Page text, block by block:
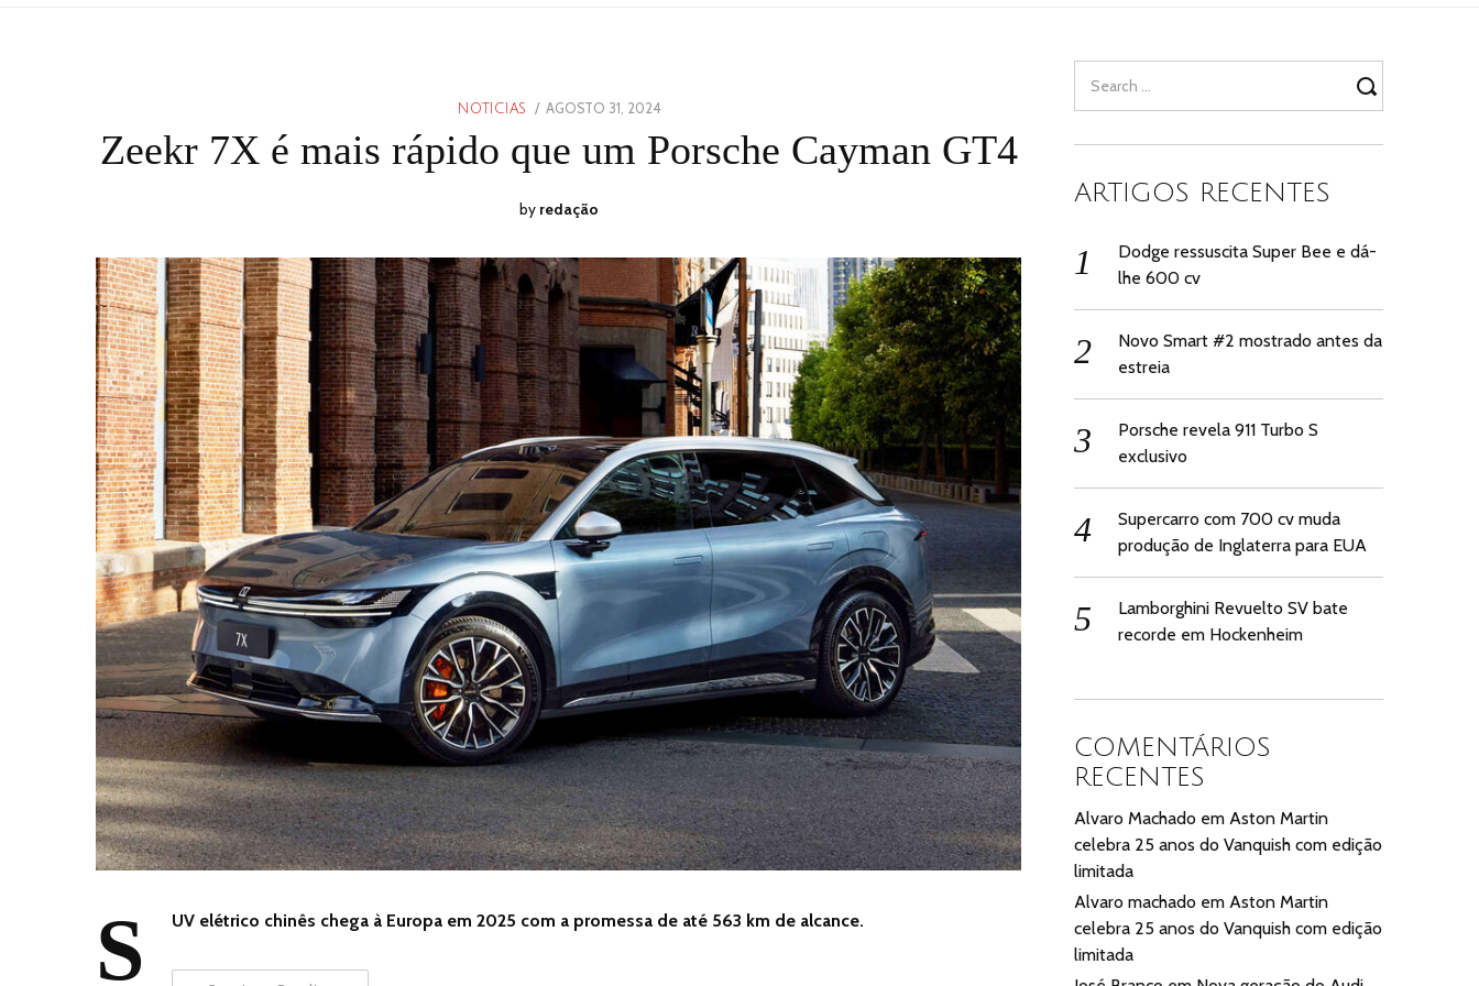
NOTICIAS
POSTED
AGOSTO 31, 2024
31,
2024
Zeekr 7X é mais rápido que um Porsche Cayman GT4
by redação
S UV elétrico chinês chega à Europa em 2025 com a promessa de até 563 km de alcance.
for:
ARTIGOS RECENTES
Dodge ressuscita Super Bee e dá-
lhe 600 cv
Novo Smart #2 mostrado antes da
estreia
Porsche revela 911 Turbo S
exclusivo
Supercarro com 700 cv muda
produção de Inglaterra para EUA
Lamborghini Revuelto SV bate
recorde em Hockenheim
COMENTÁRIOS
RECENTES
Alvaro Machado emAston Martin
celebra 25 anos do Vanquish com edição
limitada
Alvaro machado emAston Martin
celebra 25 anos do Vanquish com edição
limitada